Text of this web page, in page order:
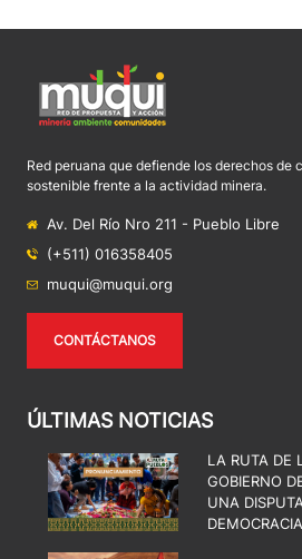
Red peruana que defiende los derechos de
sostenible frente a la actividad minera.
Av. Del Río Nro 211 - Pueblo Libre
(+511) 016358405
muqui@muqui.org
CONTÁCTANOS
ÚLTIMAS NOTICIAS
LA RUTA DE
GOBIERNO
UNA